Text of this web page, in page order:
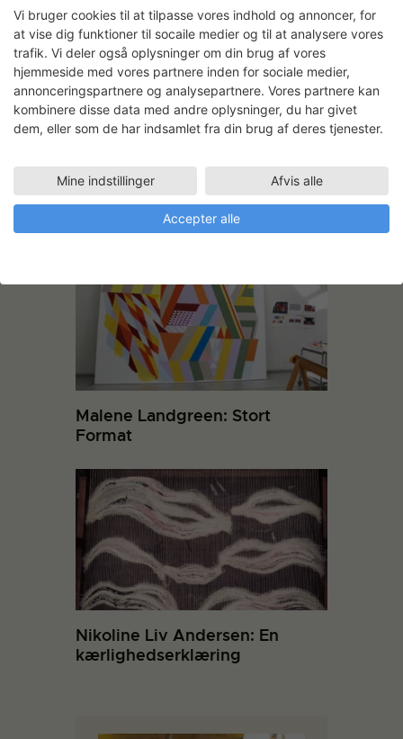
Andre projekter
The Black Box
Malene Landgreen: Stort
Format
Nikoline Liv Andersen: En
kærlighedserklæring
Vi bruger cookies til at tilpasse vores indhold og annoncer, for
at vise dig funktioner til socaile medier og til at analysere vores
trafik. Vi deler også oplysninger om din brug af vores
hjemmeside med vores partnere inden for sociale medier,
annonceringspartnere og analysepartnere. Vores partnere kan
kombinere disse data med andre oplysninger, du har givet
dem, eller som de har indsamlet fra din brug af deres tjenester.
Mine indstillinger Afvis alle
Accepter alle